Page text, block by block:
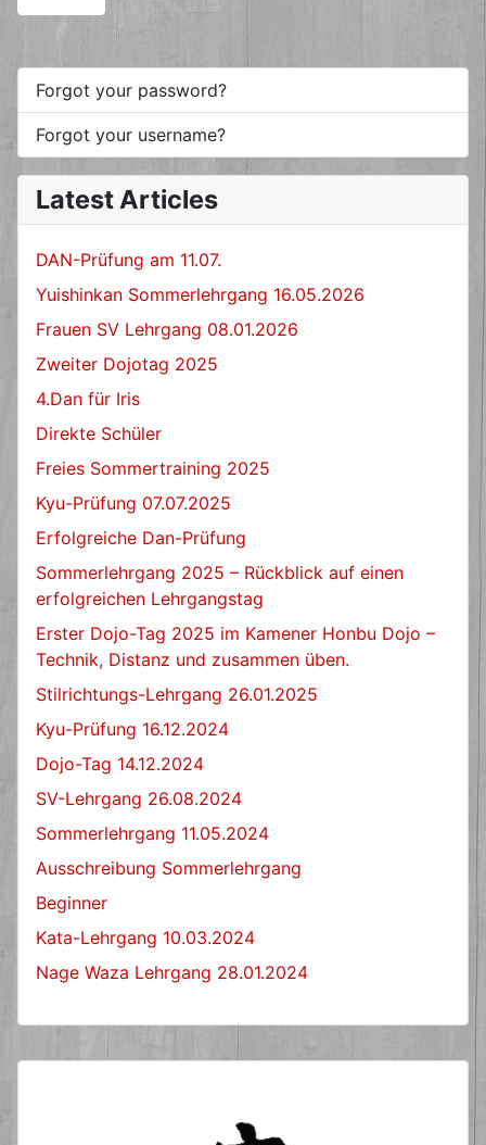
Forgot your password?
Forgot your username?
Latest Articles
DAN-Prüfung am 11.07.
Yuishinkan Sommerlehrgang 16.05.2026
Frauen SV Lehrgang 08.01.2026
Zweiter Dojotag 2025
4.Dan für Iris
Direkte Schüler
Freies Sommertraining 2025
Kyu-Prüfung 07.07.2025
Erfolgreiche Dan-Prüfung
Sommerlehrgang 2025 – Rückblick auf einen
erfolgreichen Lehrgangstag
Erster Dojo-Tag 2025 im Kamener Honbu Dojo –
Technik, Distanz und zusammen üben.
Stilrichtungs-Lehrgang 26.01.2025
Kyu-Prüfung 16.12.2024
Dojo-Tag 14.12.2024
SV-Lehrgang 26.08.2024
Sommerlehrgang 11.05.2024
Ausschreibung Sommerlehrgang
Beginner
Kata-Lehrgang 10.03.2024
Nage Waza Lehrgang 28.01.2024